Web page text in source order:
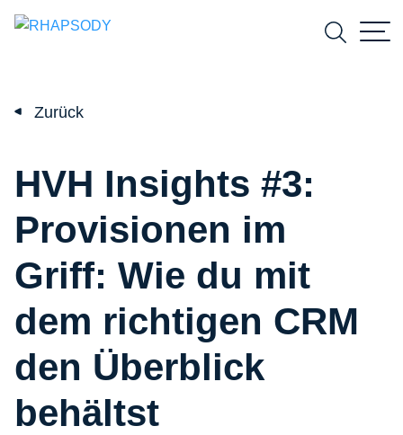
Zurück
HVH Insights #3:
Provisionen im
Griff: Wie du mit
dem richtigen CRM
den Überblick
behältst